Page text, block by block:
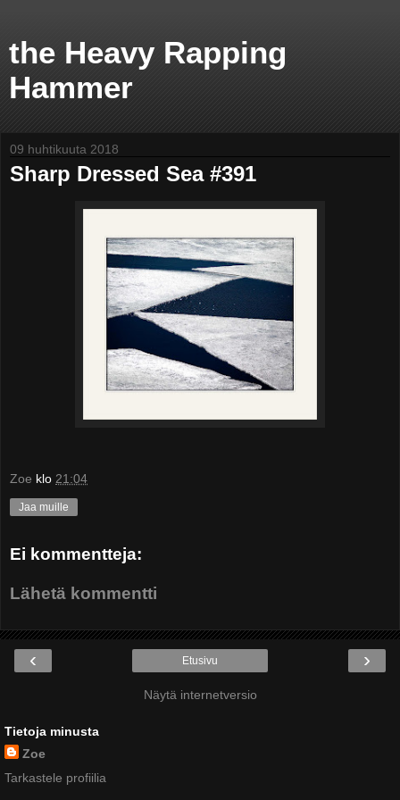
the Heavy Rapping
Hammer
09 huhtikuuta 2018
Sharp Dressed Sea #391
Zoe klo 21:04
Jaa muille
Ei kommentteja:
Lähetä kommentti
‹ ›
Etusivu
Näytä internetversio
Tietoja minusta
Zoe
Tarkastele profiilia